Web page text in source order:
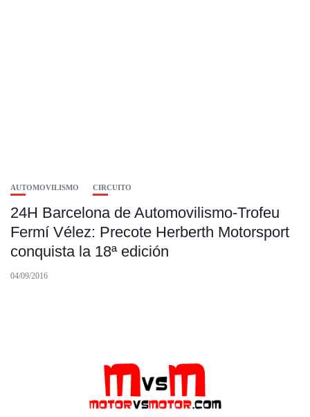
AUTOMOVILISMO CIRCUITO
24H Barcelona de Automovilismo-Trofeu
Fermí Vélez: Precote Herberth Motorsport
conquista la 18ª edición
04/09/2016